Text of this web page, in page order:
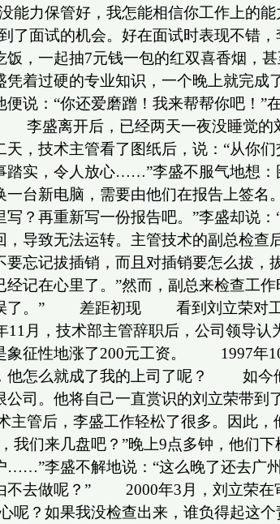
能力保管好，我怎能相信你工作上的
了面试的机会。好在面试时表现不
，一起抽7元钱一包的红双喜香烟，
着过硬的专业知识，一个晚上就完
说：“你还爱磨蹭！我来帮帮你吧！
盛离开后，已经两天一夜没睡觉的
，技术主管看了图纸后，说：“从你
踏实，令人放心……”李盛不服气地
台新电脑，需要由他们在报告上签
写？再重新写一份报告吧。”李盛却
，导致无法运转。主管技术的副总检
忘记拔插销，而且对插销要怎么拔
记在心里了。”然而，副总来检查工
了。” 差距初现 看到刘立荣对工
11月，技术部主管辞职后，公司领导
象征性地涨了200元工资。 1997年
他怎么就成了我的上司了呢？ 如今
公司。他将自己一直赏识的刘立荣带
后，李盛工作轻松了很多。因此，
我们来几盘吧？”晚上9点多钟，他们
……”李盛不解地说：“这么晚了还去广
不去做呢？” 2000年3月，刘立荣在
呢？如果我没检查出来，谁负得起这